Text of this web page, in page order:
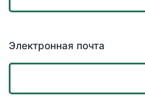
Электронная почта